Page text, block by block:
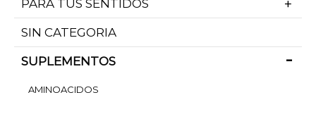
PARA TUS SENTIDOS
SIN CATEGORIA
SUPLEMENTOS
AMINOACIDOS